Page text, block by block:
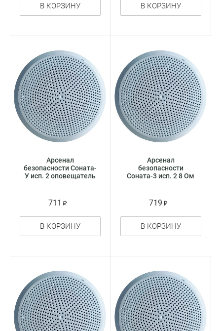
В КОРЗИНУ В КОРЗИНУ
Арсенал
безопасности Соната-
У исп. 2 оповещатель
711
В КОРЗИНУ
Арсенал
безопасности
Соната-3 исп. 2 8 Ом
719
В КОРЗИНУ